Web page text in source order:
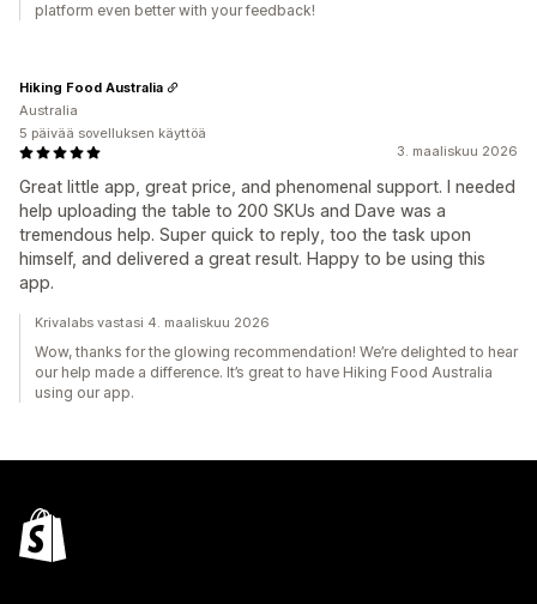
platform even better with your feedback!
3. maaliskuu 2026
Great little app, great price, and phenomenal support. I needed
help uploading the table to 200 SKUs and Dave was a
tremendous help. Super quick to reply, too the task upon
himself, and delivered a great result. Happy to be using this
app.
Hiking Food Australia
Australia
5 päivää sovelluksen käyttöä
Krivalabs vastasi 4. maaliskuu 2026
Wow, thanks for the glowing recommendation! We’re delighted to hear
our help made a difference. It’s great to have Hiking Food Australia
using our app.